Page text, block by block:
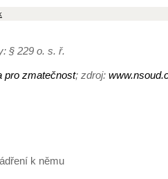
§ 229 o. s. ř.
pro zmatečnost; zdroj:
k němu